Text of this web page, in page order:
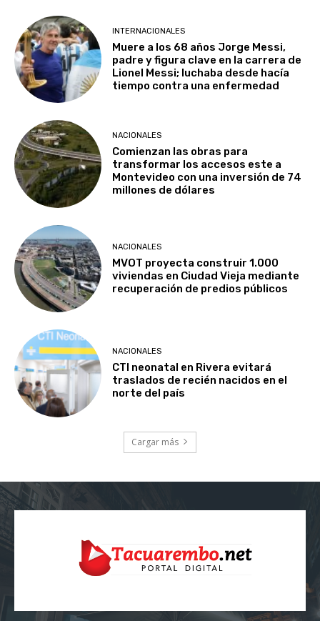
INTERNACIONALES
Muere a los 68 años Jorge Messi,
padre y figura clave en la carrera de
Lionel Messi; luchaba desde hacía
tiempo contra una enfermedad
NACIONALES
Comienzan las obras para
transformar los accesos este a
Montevideo con una inversión de 74
millones de dólares
NACIONALES
MVOT proyecta construir 1.000
viviendas en Ciudad Vieja mediante
recuperación de predios públicos
NACIONALES
CTI neonatal en Rivera evitará
traslados de recién nacidos en el
norte del país
Cargar más